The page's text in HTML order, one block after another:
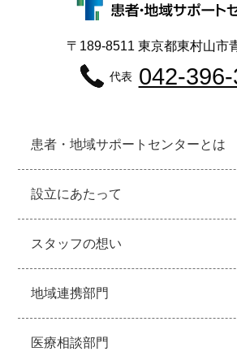
〒189-8511 東京都東村山市
代表 042-
患者・地域サポートセンターとは
設立にあたって
スタッフの想い
地域連携部門
医療相談部門